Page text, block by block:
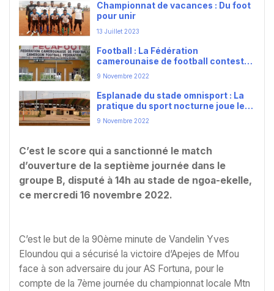
Championnat de vacances : Du foot
pour unir
13 Juillet 2023
Football : La Fédération
camerounaise de football conteste
la décision du tribunal.
9 Novembre 2022
Esplanade du stade omnisport : La
pratique du sport nocturne joue les
prolongations.
9 Novembre 2022
C’est le score qui a sanctionné le match
d’ouverture de la septième journée dans le
groupe B, disputé à 14h au stade de ngoa-ekelle,
ce mercredi 16 novembre 2022.
C’est le but de la 90ème minute de Vandelin Yves
Eloundou qui a sécurisé la victoire d’Apejes de Mfou
face à son adversaire du jour AS Fortuna, pour le
compte de la 7ème journée du championnat locale Mtn